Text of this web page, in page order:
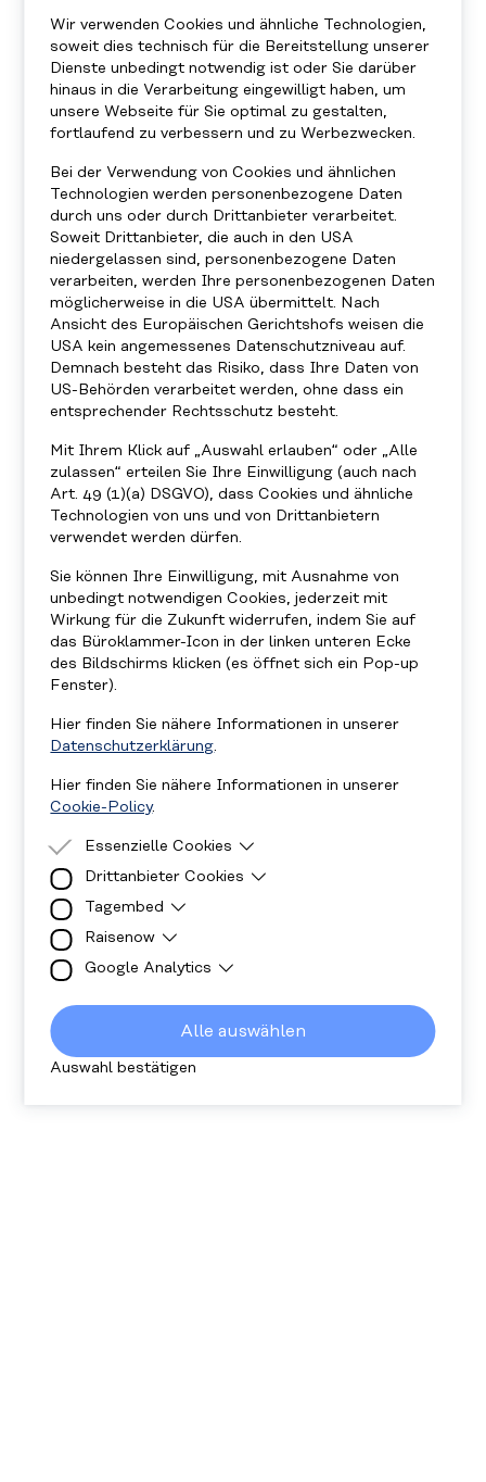
Wir verwenden Cookies und ähnliche Technologien,
soweit dies technisch für die Bereitstellung unserer
Dienste unbedingt notwendig ist oder Sie darüber
hinaus in die Verarbeitung eingewilligt haben, um
unsere Webseite für Sie optimal zu gestalten,
fortlaufend zu verbessern und zu Werbezwecken.
Bei der Verwendung von Cookies und ähnlichen
Technologien werden personenbezogene Daten
durch uns oder durch Drittanbieter verarbeitet.
Soweit Drittanbieter, die auch in den USA
niedergelassen sind, personenbezogene Daten
verarbeiten, werden Ihre personenbezogenen Daten
möglicherweise in die USA übermittelt. Nach
Ansicht des Europäischen Gerichtshofs weisen die
USA kein angemessenes Datenschutzniveau auf.
Demnach besteht das Risiko, dass Ihre Daten von
US-Behörden verarbeitet werden, ohne dass ein
entsprechender Rechtsschutz besteht.
Mit Ihrem Klick auf „Auswahl erlauben“ oder „Alle
zulassen“ erteilen Sie Ihre Einwilligung (auch nach
Art. 49 (1)(a) DSGVO), dass Cookies und ähnliche
Technologien von uns und von Drittanbietern
verwendet werden dürfen.
Sie können Ihre Einwilligung, mit Ausnahme von
unbedingt notwendigen Cookies, jederzeit mit
Wirkung für die Zukunft widerrufen, indem Sie auf
das Büroklammer-Icon in der linken unteren Ecke
des Bildschirms klicken (es öffnet sich ein Pop-up
Fenster).
Hier finden Sie nähere Informationen in unserer
Datenschutzerklärung.
Hier finden Sie nähere Informationen in unserer
Cookie-Policy.
Essenzielle Cookies
Essenzielle Cookies sind Cookies, welche für
die ordnungsgemäße Funktion der Website
Drittanbieter Cookies
Drittanbieter Cookies sind Cookies, die
Drittanbieter-Software setzt, um Funktionen
Tagembed
Diese Cookies sind für die Anzeige der Social-
Media Walls notwendig.
Raisenow
Cookies werden für die Anzeige des
Google Analytics
wie viele Personen unsere Website besuchen
gesammelten Daten sind anonym.
Alle auswählen
Auswahl bestätigen
MENTORING FÜR
JUGENDLICHE
In unserem kostenlosen
Mentoringprogramm begleiten wir
sozioökonomisch benachteiligte
Schüler:innen im letzten Pflichtschuljahr auf
dem Weg in die weiterführende Schule oder
Lehre. Jede:r Schüler:in bekommt eine:n
Mentor:in nur für sich.
Infogespräch vereinbaren